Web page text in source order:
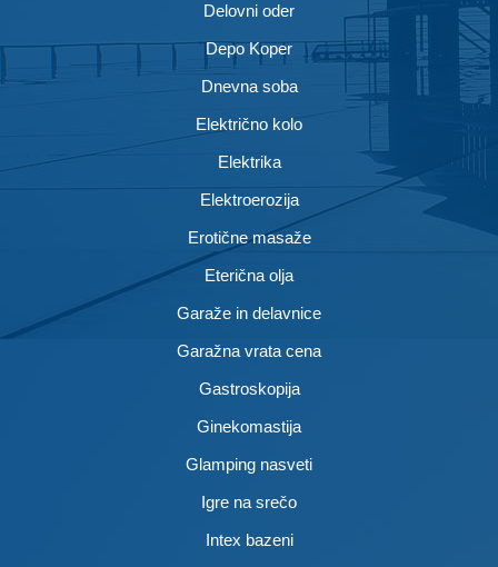
Delovni oder
Depo Koper
Dnevna soba
Električno kolo
Elektrika
Elektroerozija
Erotične masaže
Eterična olja
Garaže in delavnice
Garažna vrata cena
Gastroskopija
Ginekomastija
Glamping nasveti
Igre na srečo
Intex bazeni